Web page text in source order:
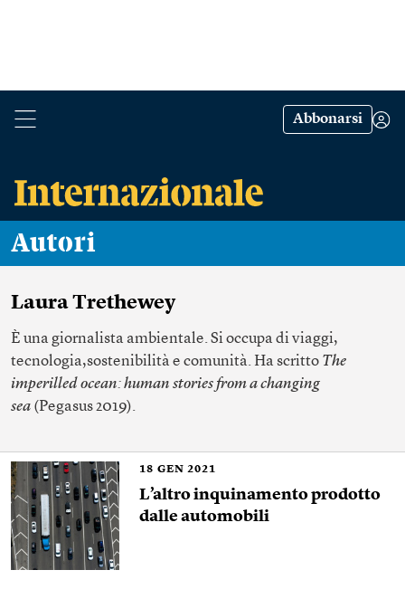
Abbonarsi
Autori
Laura Trethewey
È una giornalista ambientale. Si occupa di viaggi,
tecnologia,sostenibilità e comunità. Ha scritto The
imperilled ocean: human stories from a changing
sea (Pegasus 2019).
18 GEN 2021
L’altro inquinamento prodotto
dalle automobili